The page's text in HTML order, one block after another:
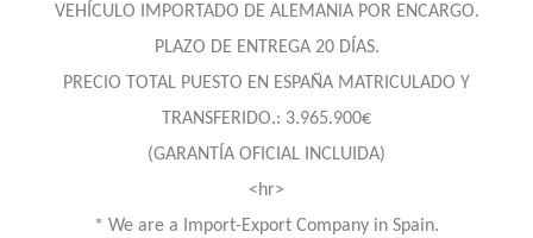
VEHÍCULO IMPORTADO DE ALEMANIA POR ENCARGO.
PLAZO DE ENTREGA 20 DÍAS.
PRECIO TOTAL PUESTO EN ESPAÑA MATRICULADO Y
TRANSFERIDO.: 3.965.900€
(GARANTÍA OFICIAL INCLUIDA)
<hr>
* We are a Import-Export Company in Spain.